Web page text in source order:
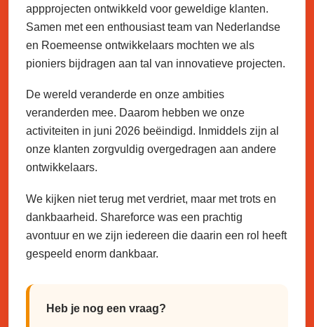
appprojecten ontwikkeld voor geweldige klanten.
Samen met een enthousiast team van Nederlandse
en Roemeense ontwikkelaars mochten we als
pioniers bijdragen aan tal van innovatieve projecten.
De wereld veranderde en onze ambities
veranderden mee. Daarom hebben we onze
activiteiten in juni 2026 beëindigd. Inmiddels zijn al
onze klanten zorgvuldig overgedragen aan andere
ontwikkelaars.
We kijken niet terug met verdriet, maar met trots en
dankbaarheid. Shareforce was een prachtig
avontuur en we zijn iedereen die daarin een rol heeft
gespeeld enorm dankbaar.
Heb je nog een vraag?